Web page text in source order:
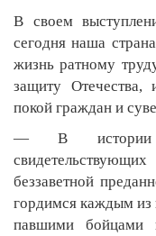
В своем
сегодня наша
жизнь ратному
защиту Отечества,
покой граждан и
— В истории
беззаветной
гордимся каждым из
павшими бойцами